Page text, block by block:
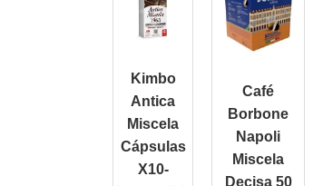
Kimbo
Antica
Miscela
Cápsulas
X10-
Café
Borbone
Napoli
Miscela
Decisa 50